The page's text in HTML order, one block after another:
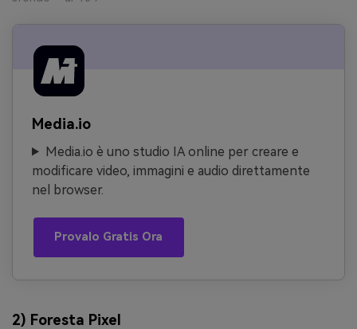
Media.io
Media.io è uno studio IA online per creare e
modificare video, immagini e audio direttamente
nel browser.
Provalo Gratis Ora
2) Foresta Pixel